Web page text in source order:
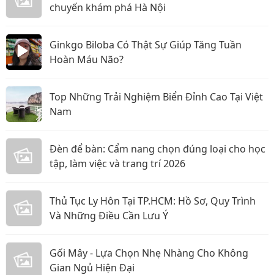
chuyến khám phá Hà Nội
Ginkgo Biloba Có Thật Sự Giúp Tăng Tuần
Hoàn Máu Não?
Top Những Trải Nghiệm Biển Đỉnh Cao Tại Việt
Nam
Đèn để bàn: Cẩm nang chọn đúng loại cho học
tập, làm việc và trang trí 2026
Thủ Tục Ly Hôn Tại TP.HCM: Hồ Sơ, Quy Trình
Và Những Điều Cần Lưu Ý
Gối Mây - Lựa Chọn Nhẹ Nhàng Cho Không
Gian Ngủ Hiện Đại